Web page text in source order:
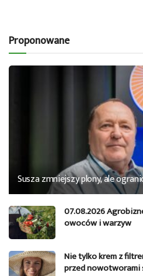
Proponowane
Susza zmniejszy plony, ale
07.08.2026
owoców i warzyw
Nie tylko krem z
przed nowotworami